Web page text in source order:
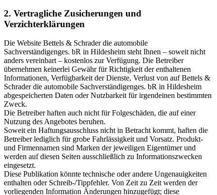
2. Vertragliche Zusicherungen und
Verzichterklärungen
Die Website Bettels & Schrader die automobile
Sachverständigenges. bR in Hildesheim steht Ihnen – soweit nicht
anders vereinbart – kostenlos zur Verfügung. Die Betreiber
übernehmen keinerlei Gewähr für Richtigkeit der enthaltenen
Informationen, Verfügbarkeit der Dienste, Verlust von auf Bettels &
Schrader die automobile Sachverständigenges. bR in Hildesheim
abgespeicherten Daten oder Nutzbarkeit für irgendeinen bestimmten
Zweck.
Die Betreiber haften auch nicht für Folgeschäden, die auf einer
Nutzung des Angebotes beruhen.
Soweit ein Haftungsausschluss nicht in Betracht kommt, haften die
Betreiber lediglich für grobe Fahrlässigkeit und Vorsatz. Produkt-
und Firmennamen sind Marken der jeweiligen Eigentümer und
werden auf diesen Seiten ausschließlich zu Informationszwecken
eingesetzt.
Diese Publikation könnte technische oder andere Ungenauigkeiten
enthalten oder Schreib-/Tippfehler. Von Zeit zu Zeit werden der
vorliegenden Information Änderungen hinzugefügt; diese